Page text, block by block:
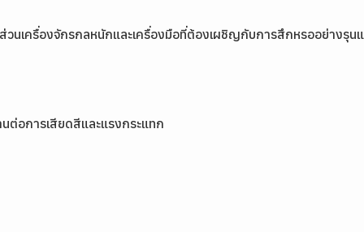
วนเครื่องจักรกลหนักและเครื่องมือที่ต้องเผชิญกับการสึกหรออย่างรุนแ
ต่อการเสียดสีและแรงกระแทก